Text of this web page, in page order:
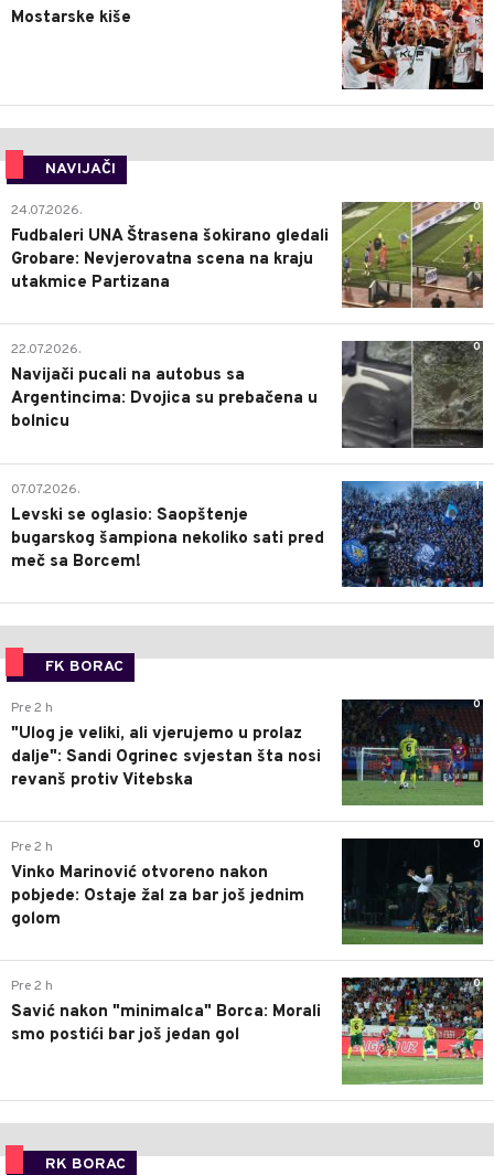
Mostarske kiše
NAVIJAČI
0
24.07.2026.
Fudbaleri UNA Štrasena šokirano gledali
Grobare: Nevjerovatna scena na kraju
utakmice Partizana
0
22.07.2026.
Navijači pucali na autobus sa
Argentincima: Dvojica su prebačena u
bolnicu
1
07.07.2026.
Levski se oglasio: Saopštenje
bugarskog šampiona nekoliko sati pred
meč sa Borcem!
FK BORAC
0
Pre 2 h
"Ulog je veliki, ali vjerujemo u prolaz
dalje": Sandi Ogrinec svjestan šta nosi
revanš protiv Vitebska
0
Pre 2 h
Vinko Marinović otvoreno nakon
pobjede: Ostaje žal za bar još jednim
golom
0
Pre 2 h
Savić nakon "minimalca" Borca: Morali
smo postići bar još jedan gol
RK BORAC